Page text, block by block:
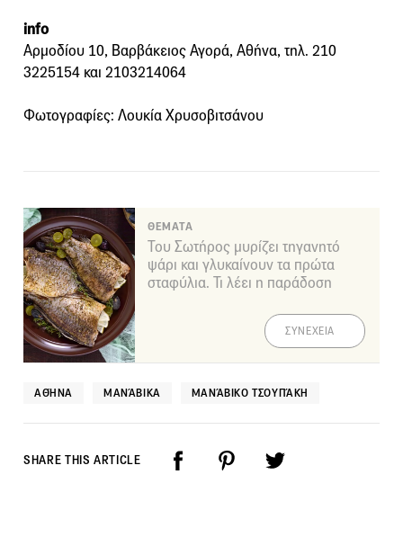
info
Αρμοδίου 10, Βαρβάκειος Αγορά, Αθήνα, τηλ. 210
3225154 και 2103214064
Φωτογραφίες: Λουκία Χρυσοβιτσάνου
ΘΕΜΑΤΑ
Του Σωτήρος μυρίζει τηγανητό
ψάρι και γλυκαίνουν τα πρώτα
σταφύλια. Τι λέει η παράδοση
ΣΥΝΕΧΕΙΑ
ΑΘΉΝΑ ΜΑΝΆΒΙΚΑ ΜΑΝΆΒΙΚΟ ΤΣΟΥΠΆΚΗ
SHARE THIS ARTICLE